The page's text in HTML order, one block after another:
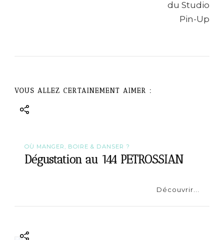
g
a
n
VOUS ALLEZ CERTAINEMENT AIMER :
OÙ MANGER, BOIRE & DANSER ?
Dégustation au 144 PETROSSIAN
Découvrir...